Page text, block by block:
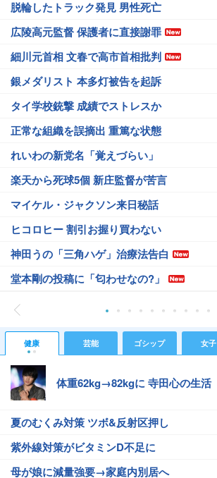
脱輪したトラック発見 男性死亡
広陵高元監督 保護者に直接謝罪
細川元首相 文春で高市首相批判
銀メダリスト 本多灯被告を起訴
タイ学校銃撃 成績でストレスか
正常な組織を誤摘出 重篤な状態
れいわの新党名「覚えづらい」
楽天から死球5個 新庄監督が苦言
マイケル・ジャクソン来日秘話
ヒコロヒー 割引お握り買わない
神田うの「三角ハゲ」治療法告白
堂本剛の投稿に「匂わせなの?」
健康 芸能 ゴシップ 女子
体重62kg→82kgに 寺田心の生活
夏のむくみ対策 ツボ&反射区押し
紫外線対策がビタミンD不足に
母が娘に減量強要→家庭内別居へ